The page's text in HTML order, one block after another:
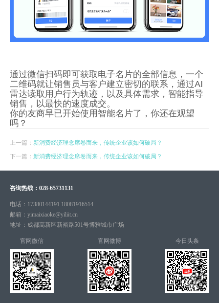
通过微信扫码即可获取电子名片的全部信息，一个
二维码就让销售员与客户建立密切的联系，通过AI
雷达读取用户行为轨迹，以及具体需求，智能指导
销售，以最快的速度成交。
你的友商早已开始使用智能名片了，你还在观望
吗？
上一篇： 新消费经济理念席卷而来，传统企业该如何破局？
下一篇： 新消费经济理念席卷而来，传统企业该如何破局？
咨询热线： 028-65731131
电话： 17380144191 18081916514
邮箱： yimaixiaoke@yiliit.cn
地址： 成都高新区新裕路501号博雅城市广场
官网微信 官网微博 今日头条